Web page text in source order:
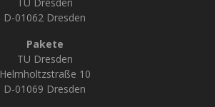
D-01062 Dresden
Pakete
TU Dresden
Helmholtzstraße 10
D-01069 Dresden